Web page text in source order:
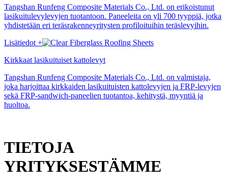
Tangshan Runfeng Composite Materials Co., Ltd. on erikoistunut
lasikuitulevylevyjen tuotantoon. Paneeleita on yli 700 tyyppiä, jotka
yhdistetään eri teräsrakenneyritysten profiloituihin teräslevyihin.
Lisätiedot +
Kirkkaat lasikuituiset kattolevyt
Tangshan Runfeng Composite Materials Co., Ltd. on valmistaja,
joka harjoittaa kirkkaiden lasikuituisten kattolevyjen ja FRP-levyjen
sekä FRP-sandwich-paneelien tuotantoa, kehitystä, myyntiä ja
huoltoa.
TIETOJA
YRITYKSESTÄMME